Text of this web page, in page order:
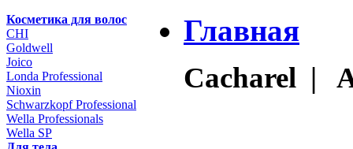
Косметика для волос
CHI
Goldwell
Joico
Londa Professional
Nioxin
Schwarzkopf Professional
Wella Professionals
Wella SP
Главная
Cacharel |